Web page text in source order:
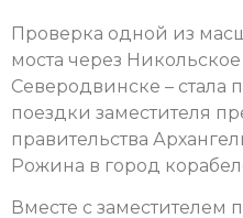
Проверка одной из
моста через
Северодвинске – стала
поездки заместителя
правительства
Рожина в город
Вместе с заместителем